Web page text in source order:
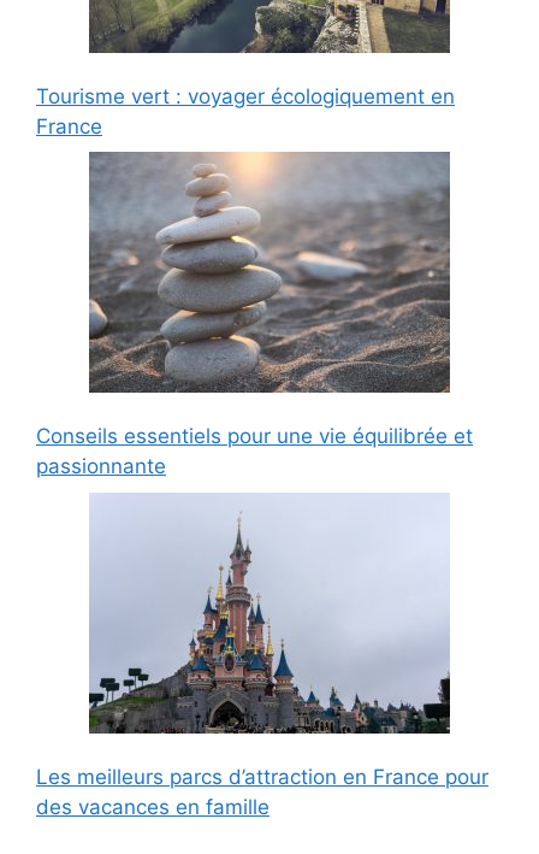
Tourisme vert : voyager écologiquement en
France
Conseils essentiels pour une vie équilibrée et
passionnante
Les meilleurs parcs d’attraction en France pour
des vacances en famille